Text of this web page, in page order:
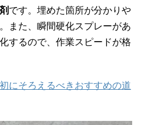
です。埋めた箇所が分かりや
また、瞬間硬化スプレーがあ
するので、作業スピードが格
にそろえるべきおすすめの道